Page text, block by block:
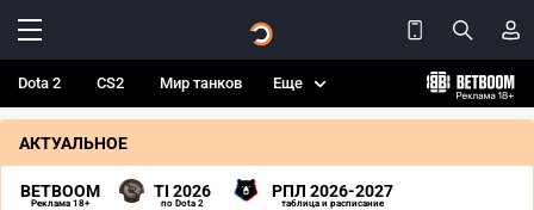
Dota 2 CS2 Мир танков Еще
АКТУАЛЬНОЕ
BETBOOM
Реклама 18+
TI 2026
по Dota 2
РПЛ 2026-2027
таблица и расписание